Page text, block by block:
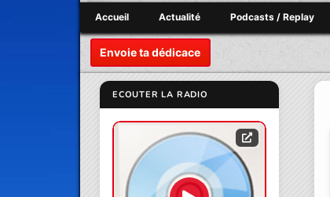
Accueil Actualité Podcasts / Replay
Envoie ta dédicace
ECOUTER LA RADIO